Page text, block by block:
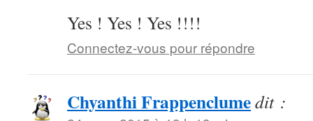
Yes ! Yes ! Yes !!!!
Connectez-vous pour répondre
Chyanthi Frappenclumedit :